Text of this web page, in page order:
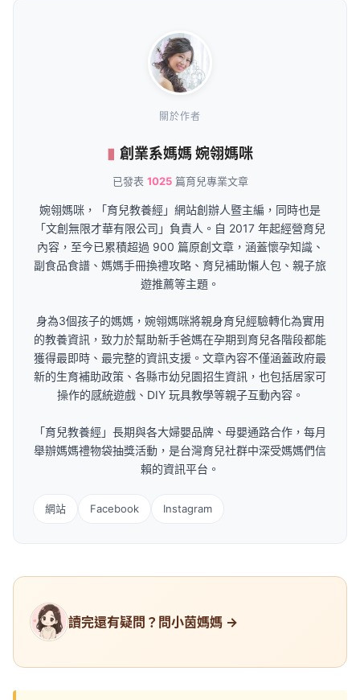
關於作者
創業系媽媽 婉翎媽咪
已發表 1025篇育兒專業文章
婉翎媽咪，「育兒教養經」網站創辦人暨主編，同時也是
「文創無限才華有限公司」負責人。自 2017 年起經營育兒
內容，至今已累積超過 900 篇原創文章，涵蓋懷孕知識、
副食品食譜、媽媽手冊換禮攻略、育兒補助懶人包、親子旅
遊推薦等主題。
身為3個孩子的媽媽，婉翎媽咪將親身育兒經驗轉化為實用
的教養資訊，致力於幫助新手爸媽在孕期到育兒各階段都能
獲得最即時、最完整的資訊支援。文章內容不僅涵蓋政府最
新的生育補助政策、各縣市幼兒園招生資訊，也包括居家可
操作的感統遊戲、DIY 玩具教學等親子互動內容。
「育兒教養經」長期與各大婦嬰品牌、母嬰通路合作，每月
舉辦媽媽禮物袋抽獎活動，是台灣育兒社群中深受媽媽們信
賴的資訊平台。
網站 Facebook Instagram
讀完還有疑問？問小茵媽媽 →